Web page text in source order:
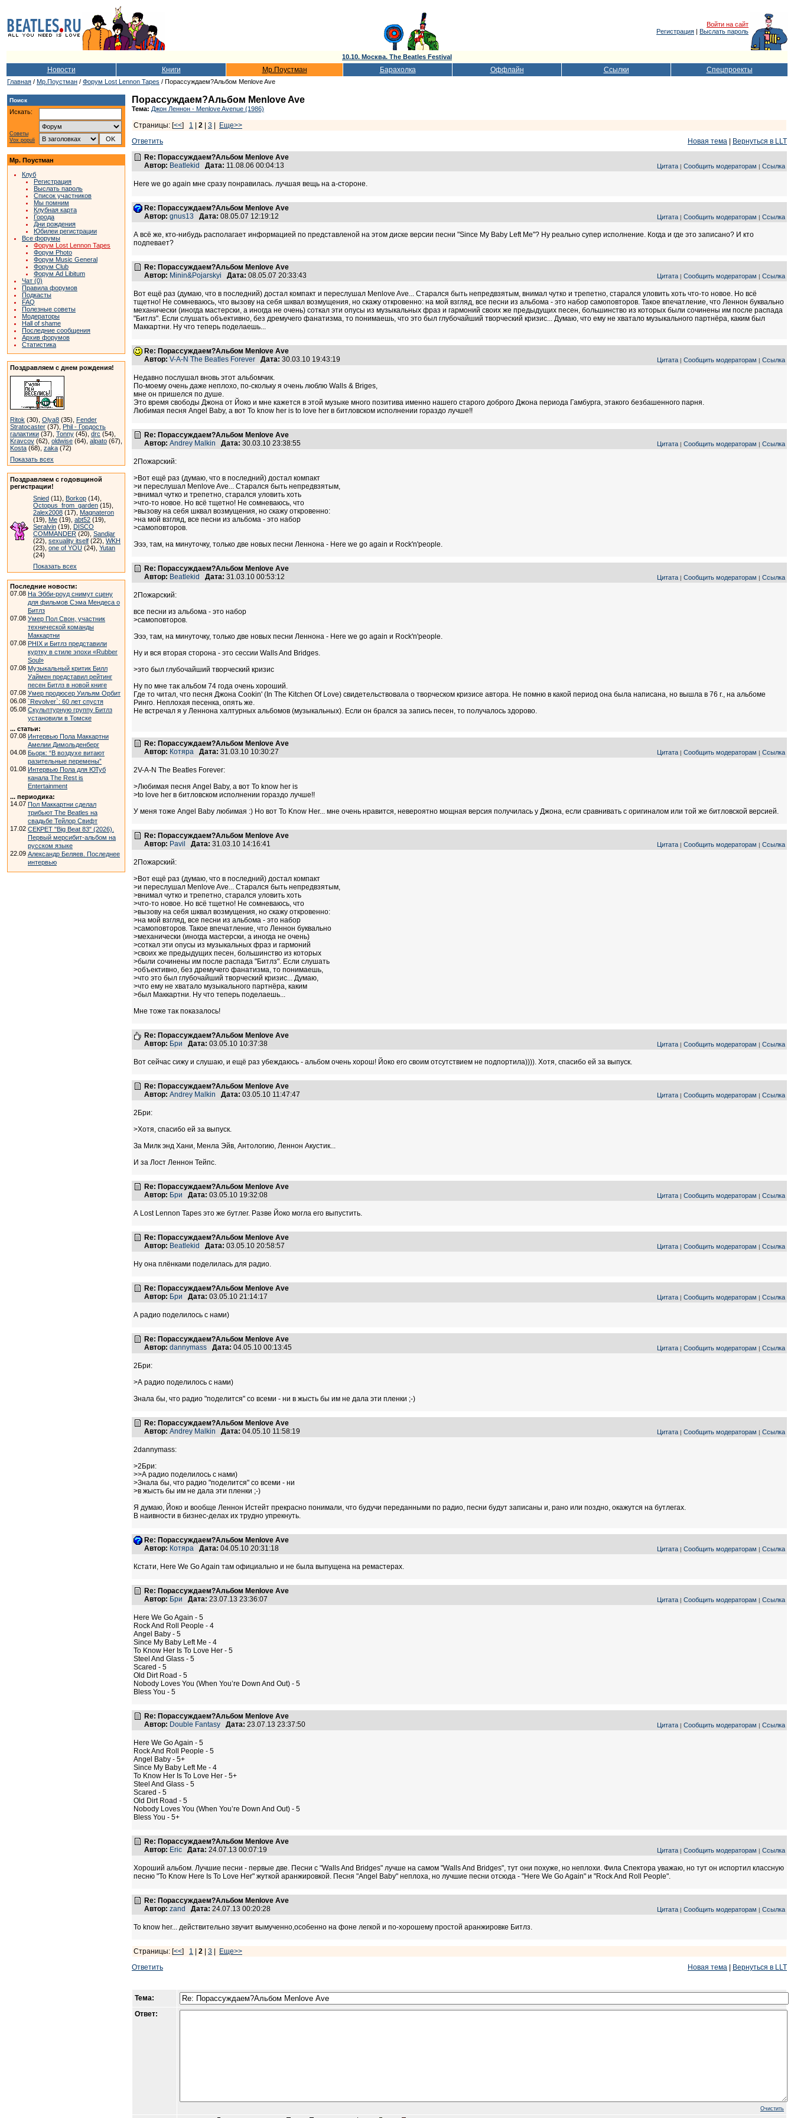
Войти на сайт
Регистрация | Выслать пароль
10.10. Москва. The Beatles Festival
Новости Книги Мр.Поустман Барахолка Оффлайн Ссылки Спецпроекты
Главная / Мр.Поустман / Форум Lost Lennon Tapes / Порассуждаем?Альбом Menlove Ave
Поиск
Искать:
Советы
Vox populi
Мр. Поустман
Клуб
Регистрация
Выслать пароль
Список участников
Мы помним
Клубная карта
Города
Дни рождения
Юбилеи регистрации
Все форумы
Форум Lost Lennon Tapes
Форум Photo
Форум Music General
Форум Club
Форум Ad Libitum
Чат (0)
Правила форумов
Подкасты
FAQ
Полезные советы
Модераторы
Hall of shame
Последние сообщения
Архив форумов
Статистика
Поздравляем с днем рождения!
Ritok (30), Olya8 (35), Fender
Stratocaster (37), Phil - Гордость
галактики (37), Tonny (45), drc (54),
Kravcov (62), oldwise (64), alpato (67),
Kosta (68), zaka (72)
Показать всех
Поздравляем с годовщиной
регистрации!
Snied (11), Borkop (14),
Octopus_from_garden (15),
2alex2008 (17), Magnateron
(19), Me (19), abt52 (19),
Seralvin (19), DISCO
COMMANDER (20), Sandjar
(22), sexuality itself (22), WKH
(23), one of YOU (24), Yutan
(24)
Показать всех
Последние новости:
07.08 На Эбби-роуд снимут сцену
для фильмов Сэма Мендеса о
Битлз
07.08 Умер Пол Свон, участник
технической команды
Маккартни
07.08 PHIX и Битлз представили
куртку в стиле эпохи «Rubber
Soul»
07.08 Музыкальный критик Билл
Уаймен представил рейтинг
песен Битлз в новой книге
07.08 Умер продюсер Уильям Орбит
06.08 `Revolver`: 60 лет спустя
05.08 Скульптурную группу Битлз
установили в Томске
... статьи:
07.08 Интервью Пола Маккартни
Амелии Димольденберг
04.08 Бьорк: “В воздухе витают
разительные перемены”
01.08 Интервью Пола для ЮТуб
канала The Rest is
Entertainment
... периодика:
14.07 Пол Маккартни сделал
трибьют The Beatles на
свадьбе Тейлор Свифт
17.02 СЕКРЕТ "Big Beat 83" (2026).
Первый мерсибит-альбом на
русском языке
22.09 Александр Беляев. Последнее
интервью
Порассуждаем?Альбом Menlove Ave
Тема: Джон Леннон - Menlove Avenue (1986)
Страницы: [<<] 1 2 3
Еще>>
Ответить
Новая тема
Вернуться в LLT
Re: Порассуждаем?Альбом Menlove Ave
Автор: Beatlekid Дата: 11.08.06 00:04:13 Цитата | Сообщить модераторам | Ссылка
Here we go again мне сразу понравилась. лучшая вещь на а-стороне.
Re: Порассуждаем?Альбом Menlove Ave
Автор: gnus13 Дата: 08.05.07 12:19:12 Цитата | Сообщить модераторам | Ссылка
А всё же, кто-нибудь располагает информацией по представленой на этом диске версии песни "Since My Baby Left Me"? Ну реально супер исполнение. Когда и где это записано? И кто
подпевает?
Re: Порассуждаем?Альбом Menlove Ave
Автор: Minin&Pojarskyi Дата: 08.05.07 20:33:43 Цитата | Сообщить модераторам | Ссылка
Вот ещё раз (думаю, что в последний) достал компакт и переслушал Menlove Ave... Старался быть непредвзятым, внимал чутко и трепетно, старался уловить хоть что-то новое. Но всё
тщетно! Не сомневаюсь, что вызову на себя шквал возмущения, но скажу откровенно: на мой взгляд, все песни из альбома - это набор самоповторов. Такое впечатление, что Леннон буквально
механически (иногда мастерски, а иногда не очень) соткал эти опусы из музыкальных фраз и гармоний своих же предыдущих песен, большинство из которых были сочинены им после распада
"Битлз". Если слушать объективно, без дремучего фанатизма, то понимаешь, что это был глубочайший творческий кризис... Думаю, что ему не хватало музыкального партнёра, каким был
Маккартни. Ну что теперь поделаешь...
Re: Порассуждаем?Альбом Menlove Ave
Автор: V-A-N The Beatles Forever Дата: 30.03.10 19:43:19 Цитата | Сообщить модераторам | Ссылка
Недавно послушал вновь этот альбомчик.
По-моему очень даже неплохо, по-скольку я очень люблю Walls & Briges,
мне он пришелся по душе.
Это время свободы Джона от Йоко и мне кажется в этой музыке много позитива именно нашего старого доброго Джона периода Гамбурга, этакого безбашенного парня.
Любимая песня Angel Baby, а вот To know her is to love her в битловском исполнении гораздо лучше!!
Re: Порассуждаем?Альбом Menlove Ave
Автор: Andrey Malkin Дата: 30.03.10 23:38:55 Цитата | Сообщить модераторам | Ссылка
2Пожарский:
>Вот ещё раз (думаю, что в последний) достал компакт
>и переслушал Menlove Ave... Старался быть непредвзятым,
>внимал чутко и трепетно, старался уловить хоть
>что-то новое. Но всё тщетно! Не сомневаюсь, что
>вызову на себя шквал возмущения, но скажу откровенно:
>на мой взгляд, все песни из альбома - это набор
>самоповторов.
Эээ, там, на минуточку, только две новых песни Леннона - Here we go again и Rock'n'people.
Re: Порассуждаем?Альбом Menlove Ave
Автор: Beatlekid Дата: 31.03.10 00:53:12 Цитата | Сообщить модераторам | Ссылка
2Пожарский:
все песни из альбома - это набор
>самоповторов.
Эээ, там, на минуточку, только две новых песни Леннона - Here we go again и Rock'n'people.
Ну и вся вторая сторона - это сессии Walls And Bridges.
>это был глубочайший творческий кризис
Ну по мне так альбом 74 года очень хороший.
Где то читал, что песня Джона Cookin' (In The Kitchen Of Love) свидетельствовала о творческом кризисе автора. Не помню в какой период она была написана, но вышла в 76 г., на альбоме
Ринго. Неплохая песенка, опять же.
Не встречал я у Леннона халтурных альбомов (музыкальных). Если он брался за запись песен, то получалось здорово.
Re: Порассуждаем?Альбом Menlove Ave
Автор: Котяра Дата: 31.03.10 10:30:27 Цитата | Сообщить модераторам | Ссылка
2V-A-N The Beatles Forever:
>Любимая песня Angel Baby, а вот To know her is
>to love her в битловском исполнении гораздо лучше!!
У меня тоже Angel Baby любимая :) Но вот To Know Her... мне очень нравится, невероятно мощная версия получилась у Джона, если сравнивать с оригиналом или той же битловской версией.
Re: Порассуждаем?Альбом Menlove Ave
Автор: Pavil Дата: 31.03.10 14:16:41 Цитата | Сообщить модераторам | Ссылка
2Пожарский:
>Вот ещё раз (думаю, что в последний) достал компакт
>и переслушал Menlove Ave... Старался быть непредвзятым,
>внимал чутко и трепетно, старался уловить хоть
>что-то новое. Но всё тщетно! Не сомневаюсь, что
>вызову на себя шквал возмущения, но скажу откровенно:
>на мой взгляд, все песни из альбома - это набор
>самоповторов. Такое впечатление, что Леннон буквально
>механически (иногда мастерски, а иногда не очень)
>соткал эти опусы из музыкальных фраз и гармоний
>своих же предыдущих песен, большинство из которых
>были сочинены им после распада "Битлз". Если слушать
>объективно, без дремучего фанатизма, то понимаешь,
>что это был глубочайший творческий кризис... Думаю,
>что ему не хватало музыкального партнёра, каким
>был Маккартни. Ну что теперь поделаешь...
Мне тоже так показалось!
Re: Порассуждаем?Альбом Menlove Ave
Автор: Бри Дата: 03.05.10 10:37:38 Цитата | Сообщить модераторам | Ссылка
Вот сейчас сижу и слушаю, и ещё раз убеждаюсь - альбом очень хорош! Йоко его своим отсутствием не подпортила)))). Хотя, спасибо ей за выпуск.
Re: Порассуждаем?Альбом Menlove Ave
Автор: Andrey Malkin Дата: 03.05.10 11:47:47 Цитата | Сообщить модераторам | Ссылка
2Бри:
>Хотя, спасибо ей за выпуск.
За Милк энд Хани, Менла Эйв, Антологию, Леннон Акустик...
И за Лост Леннон Тейпс.
Re: Порассуждаем?Альбом Menlove Ave
Автор: Бри Дата: 03.05.10 19:32:08 Цитата | Сообщить модераторам | Ссылка
А Lost Lennon Tapes это же бутлег. Разве Йоко могла его выпустить.
Re: Порассуждаем?Альбом Menlove Ave
Автор: Beatlekid Дата: 03.05.10 20:58:57 Цитата | Сообщить модераторам | Ссылка
Ну она плёнками поделилась для радио.
Re: Порассуждаем?Альбом Menlove Ave
Автор: Бри Дата: 03.05.10 21:14:17 Цитата | Сообщить модераторам | Ссылка
А радио поделилось с нами)
Re: Порассуждаем?Альбом Menlove Ave
Автор: dannymass Дата: 04.05.10 00:13:45 Цитата | Сообщить модераторам | Ссылка
2Бри:
>А радио поделилось с нами)
Знала бы, что радио "поделится" со всеми - ни в жысть бы им не дала эти пленки ;-)
Re: Порассуждаем?Альбом Menlove Ave
Автор: Andrey Malkin Дата: 04.05.10 11:58:19 Цитата | Сообщить модераторам | Ссылка
2dannymass:
>2Бри:
>>А радио поделилось с нами)
>Знала бы, что радио "поделится" со всеми - ни
>в жысть бы им не дала эти пленки ;-)
Я думаю, Йоко и вообще Леннон Истейт прекрасно понимали, что будучи переданными по радио, песни будут записаны и, рано или поздно, окажутся на бутлегах.
В наивности в бизнес-делах их трудно упрекнуть.
Re: Порассуждаем?Альбом Menlove Ave
Автор: Котяра Дата: 04.05.10 20:31:18 Цитата | Сообщить модераторам | Ссылка
Кстати, Here We Go Again там официально и не была выпущена на ремастерах.
Re: Порассуждаем?Альбом Menlove Ave
Автор: Бри Дата: 23.07.13 23:36:07 Цитата | Сообщить модераторам | Ссылка
Here We Go Again - 5
Rock And Roll People - 4
Angel Baby - 5
Since My Baby Left Me - 4
To Know Her Is To Love Her - 5
Steel And Glass - 5
Scared - 5
Old Dirt Road - 5
Nobody Loves You (When You’re Down And Out) - 5
Bless You - 5
Re: Порассуждаем?Альбом Menlove Ave
Автор: Double Fantasy Дата: 23.07.13 23:37:50 Цитата | Сообщить модераторам | Ссылка
Here We Go Again - 5
Rock And Roll People - 5
Angel Baby - 5+
Since My Baby Left Me - 4
To Know Her Is To Love Her - 5+
Steel And Glass - 5
Scared - 5
Old Dirt Road - 5
Nobody Loves You (When You’re Down And Out) - 5
Bless You - 5+
Re: Порассуждаем?Альбом Menlove Ave
Автор: Eric Дата: 24.07.13 00:07:19 Цитата | Сообщить модераторам | Ссылка
Хороший альбом. Лучшие песни - первые две. Песни с "Walls And Bridges" лучше на самом "Walls And Bridges", тут они похуже, но неплохи. Фила Спектора уважаю, но тут он испортил классную
песню "To Know Here Is To Love Her" жуткой аранжировкой. Песня "Angel Baby" неплоха, но лучшие песни отсюда - "Here We Go Again" и "Rock And Roll People".
Re: Порассуждаем?Альбом Menlove Ave
Автор: zand Дата: 24.07.13 00:20:28 Цитата | Сообщить модераторам | Ссылка
To know her... действительно звучит вымученно,особенно на фоне легкой и по-хорошему простой аранжировке Битлз.
Страницы: [<<] 1 2 3
Еще>>
Ответить
Новая тема Вернуться в LLT
Тема:
Ответ:
Очистить